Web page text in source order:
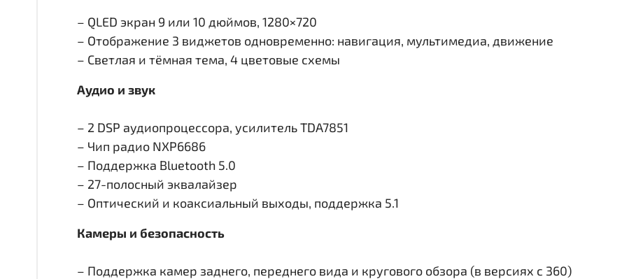
– QLED экран 9 или 10 дюймов, 1280×720
– Отображение 3 виджетов одновременно: навигация, мультимедиа, движение
– Светлая и тёмная тема, 4 цветовые схемы
Аудио и звук
– 2 DSP аудиопроцессора, усилитель TDA7851
– Чип радио NXP6686
– Поддержка Bluetooth 5.0
– 27-полосный эквалайзер
– Оптический и коаксиальный выходы, поддержка 5.1
Камеры и безопасность
– Поддержка камер заднего, переднего вида и кругового обзора (в версиях с 360)